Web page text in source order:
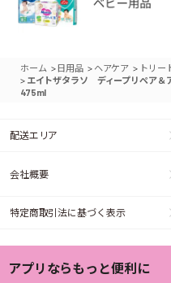
ホーム > 日用品 > ヘアケア > トリー
> エイトザタラソ ディープリペア
475ml
配送エリア
会社概要
特定商取引法に基づく表示
アプリならもっと便利に